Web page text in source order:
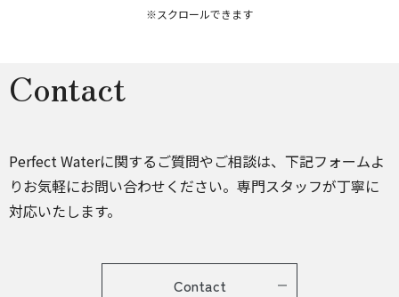
※スクロールできます
Contact
Perfect Waterに関するご質問やご相談は、下記フォームよ
りお気軽にお問い合わせください。専門スタッフが丁寧に
対応いたします。
Contact